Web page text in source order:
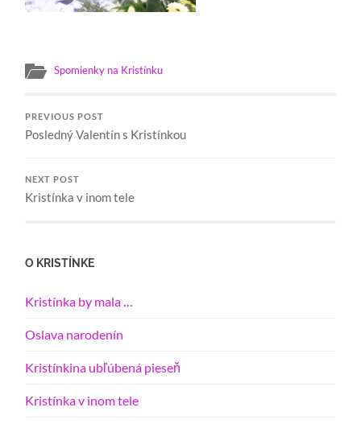
Spomienky na Kristínku
PREVIOUS POST
Posledný Valentín s Kristínkou
NEXT POST
Kristínka v inom tele
O KRISTÍNKE
Kristínka by mala …
Oslava narodenín
Kristínkina ubľúbená pieseň
Kristínka v inom tele